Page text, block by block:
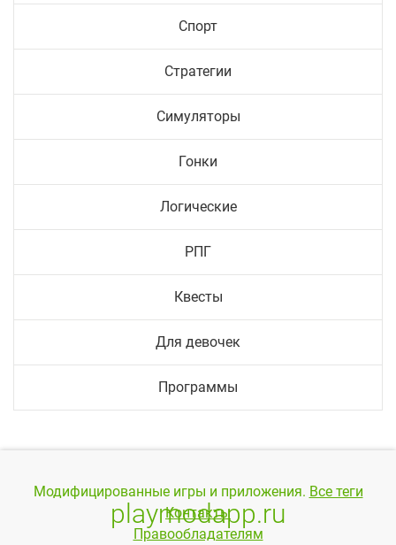
Спорт
Стратегии
Симуляторы
Гонки
Логические
РПГ
Квесты
Для девочек
Программы
playmodapp.ru
Модифицированные игры и приложения. Все теги
Контакты
Правообладателям